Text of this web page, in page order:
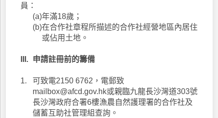
員：
(a)年滿18歲；
(b)在合作社章程所描述的合作社經營地區內居住
或佔用土地。
III. 申請註冊前的籌備
1.
可致電2150 6762，電郵致
mailbox@afcd.gov.hk或親臨九龍長沙灣道303號
長沙灣政府合署6樓漁農自然護理署的合作社及
儲蓄互助社管理組查詢。